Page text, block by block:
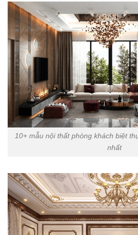
10+ mẫu nội thất phòng khách biệt
nhất